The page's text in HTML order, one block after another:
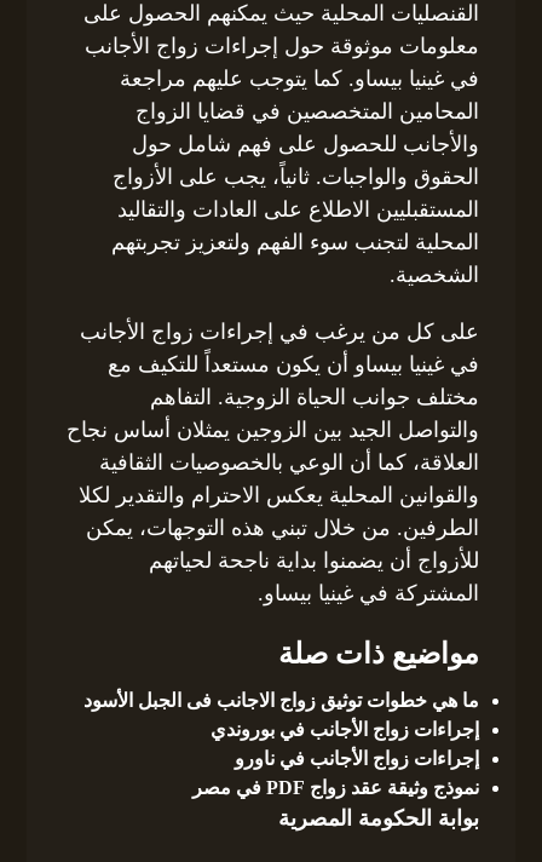
القنصليات المحلية حيث يمكنهم الحصول على
معلومات موثوقة حول إجراءات زواج الأجانب
في غينيا بيساو. كما يتوجب عليهم مراجعة
المحامين المتخصصين في قضايا الزواج
والأجانب للحصول على فهم شامل حول
الحقوق والواجبات. ثانياً، يجب على الأزواج
المستقبليين الاطلاع على العادات والتقاليد
المحلية لتجنب سوء الفهم ولتعزيز تجربتهم
الشخصية.
على كل من يرغب في إجراءات زواج الأجانب
في غينيا بيساو أن يكون مستعداً للتكيف مع
مختلف جوانب الحياة الزوجية. التفاهم
والتواصل الجيد بين الزوجين يمثلان أساس نجاح
العلاقة، كما أن الوعي بالخصوصيات الثقافية
والقوانين المحلية يعكس الاحترام والتقدير لكلا
الطرفين. من خلال تبني هذه التوجهات، يمكن
للأزواج أن يضمنوا بداية ناجحة لحياتهم
المشتركة في غينيا بيساو.
مواضيع ذات صلة
ما هي خطوات توثيق زواج الاجانب فى الجبل الأسود
إجراءات زواج الأجانب في بوروندي
إجراءات زواج الأجانب في ناورو
نموذج وثيقة عقد زواج PDF في مصر
بوابة الحكومة المصرية